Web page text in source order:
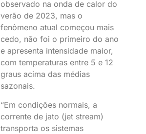
observado na onda de calor do
verão de 2023, mas o
fenômeno atual começou mais
cedo, não foi o primeiro do ano
e apresenta intensidade maior,
com temperaturas entre 5 e 12
graus acima das médias
sazonais.
“Em condições normais, a
corrente de jato (jet stream)
transporta os sistemas